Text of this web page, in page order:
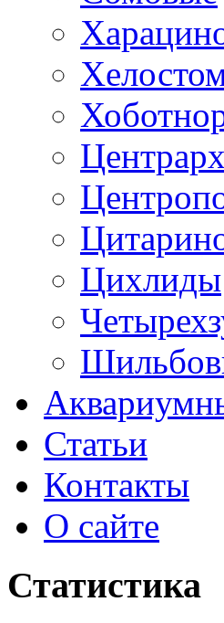
Цихлиды
Статьи
Контакты
О сайте
Статистика